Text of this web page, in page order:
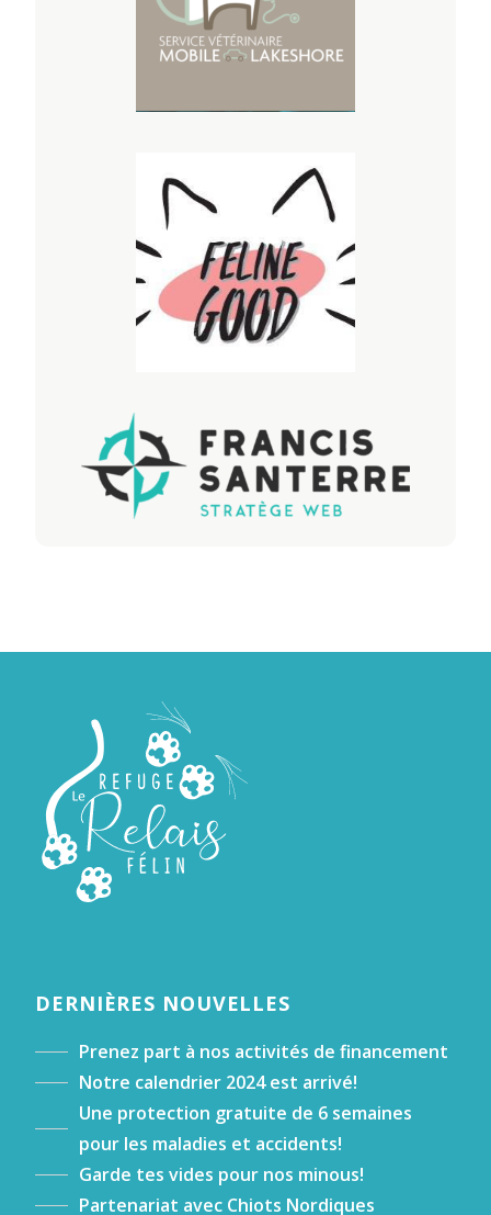
DERNIÈRES NOUVELLES
Prenez part à nos activités de financement
Notre calendrier 2024 est arrivé!
Une protection gratuite de 6 semaines
pour les maladies et accidents!
Garde tes vides pour nos minous!
Partenariat avec Chiots Nordiques